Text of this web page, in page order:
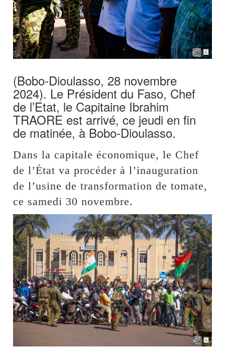
(Bobo-Dioulasso, 28 novembre
2024). Le Président du Faso, Chef
de l’Etat, le Capitaine Ibrahim
TRAORE est arrivé, ce jeudi en fin
de matinée, à Bobo-Dioulasso.
Dans la capitale économique, le Chef
de l’État va procéder à l’inauguration
de l’usine de transformation de tomate,
ce samedi 30 novembre.